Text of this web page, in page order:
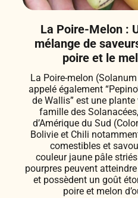
La Poire-Melon :
mélange de
poire et le
La Poire-melon
appelé également
de Wallis” est une
famille des
d’Amérique du Sud
Bolivie et Chili
comestibles et
couleur jaune pâle
pourpres peuvent
et possèdent un goût
poire et melon